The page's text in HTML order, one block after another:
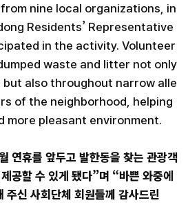
nine local organizations, in
Residents’ Representative
in the activity. Volunteer
waste and litter not only
also throughout narrow alle
of the neighborhood, helping
more pleasant environment.
연휴를 앞두고 발한동을 찾는 관광객
공할 수 있게 됐다”며 “바쁜 와중에
주신 사회단체 회원들께 감사드린